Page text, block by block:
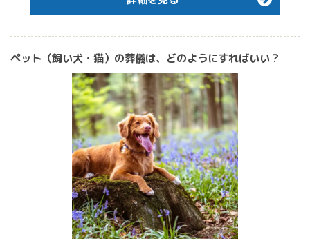
ペット（飼い犬・猫）の葬儀は、どのようにすればいい？